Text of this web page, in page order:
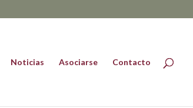
Noticias Asociarse Contacto